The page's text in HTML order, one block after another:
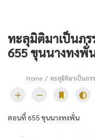
ทะลุมิติมาเป็นภ
655 ขุนนางทงพั่
Home ทะลุมิติมาเป็นภร
ตอนที่ 655 ขุนนางทงพั่น